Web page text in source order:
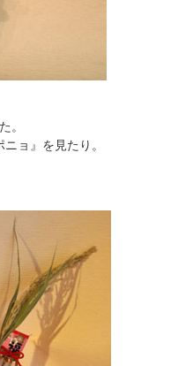
。
ョ』を見たり。